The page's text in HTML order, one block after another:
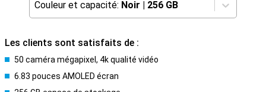
Couleur et capacité: Noir | 256 GB
Les clients sont satisfaits de :
50 caméra mégapixel, 4k qualité vidéo
6.83 pouces AMOLED écran